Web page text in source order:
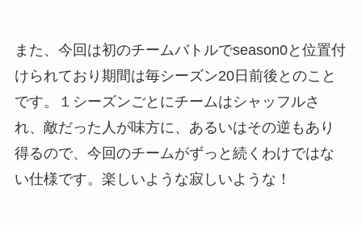
また、今回は初のチームバトルでseason0と位置付
けられており期間は毎シーズン20日前後とのこと
です。１シーズンごとにチームはシャッフルさ
れ、敵だった人が味方に、あるいはその逆もあり
得るので、今回のチームがずっと続くわけではな
い仕様です。楽しいような寂しいような！